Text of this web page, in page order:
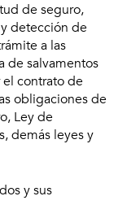
de seguro,
detección de
a las
de salvamentos
el contrato de
obligaciones de
Ley de
demás leyes y
y sus